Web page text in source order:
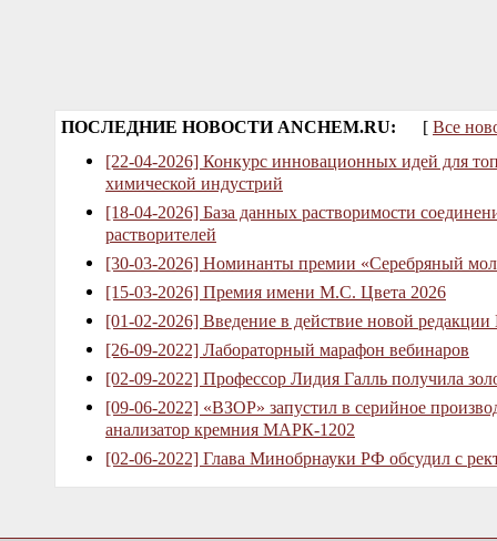
ПОСЛЕДНИЕ НОВОСТИ ANCHEM.RU: [ Все
[22-04-2026] Конкурс инновационных идей для
химической индустрий
[18-04-2026] База данных растворимости
растворителей
[30-03-2026] Номинанты премии «Серебряный
[15-03-2026] Премия имени М.С. Цвета 2026
[01-02-2026] Введение в действие новой
[26-09-2022] Лабораторный марафон вебинаров
[02-09-2022] Профессор Лидия Галль получила
[09-06-2022] «ВЗОР» запустил в серийное
анализатор кремния МАРК-1202
[02-06-2022] Глава Минобрнауки РФ обсудил с